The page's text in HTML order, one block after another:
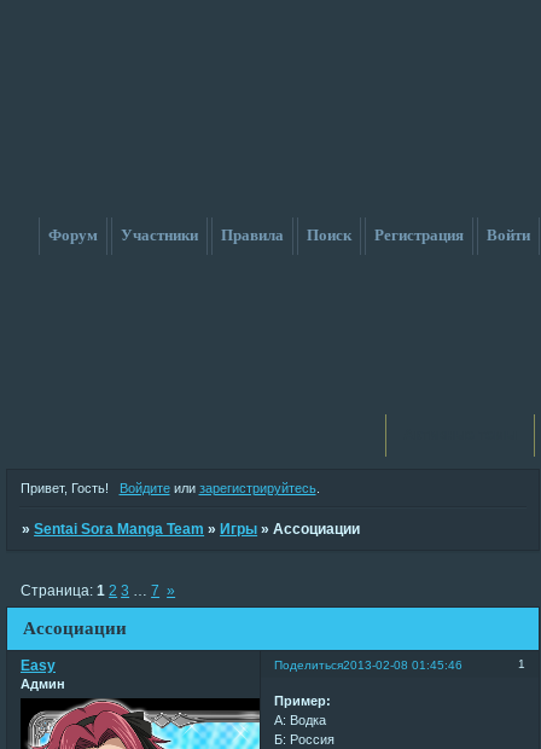
Форум Участники Правила Поиск Регистрация Войти
Привет, Гость! Войдитеили зарегистрируйтесь.
»Sentai Sora Manga Team »Игры »Ассоциации
Ассоциации
Страница:1 2 3 … 7 »
Поделиться 1
2013-02-08 01:45:46
Easy
Админ
Пример:
А: Водка
Б: Россия